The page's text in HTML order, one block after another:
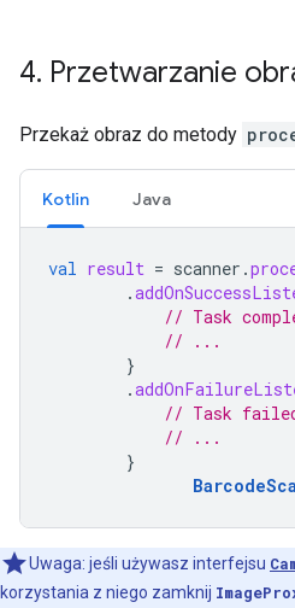
4. Przetwarzanie
Przekaż obraz do metody
Kotlin Java
val result = scanner .
.
// Task
// ...
}
.
// Task
// ...
}
Uwaga: jeśli używasz interfejsu
korzystania z niego zamknij